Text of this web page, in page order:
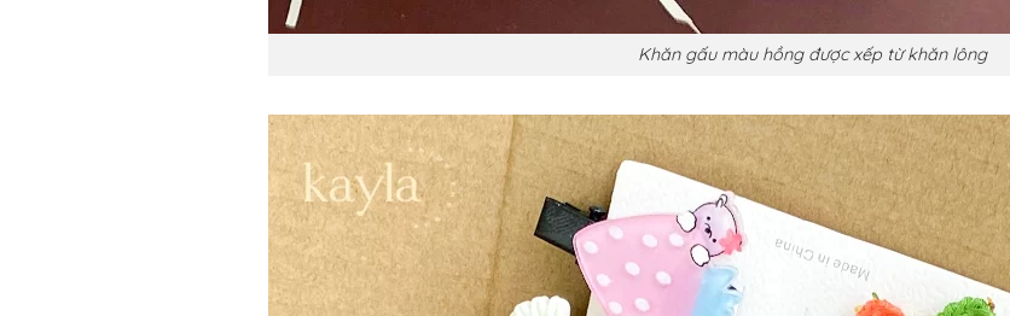
Khăn gấu màu hồng được xếp từ khăn lông